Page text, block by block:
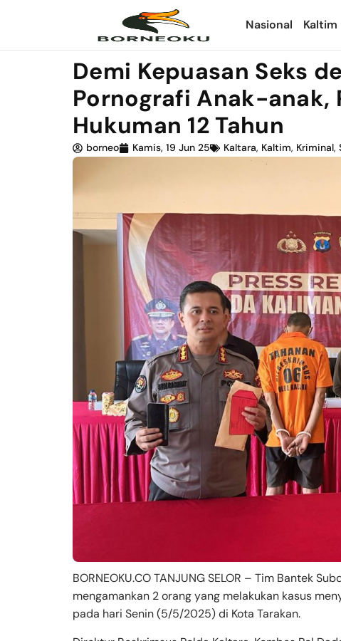
Nasional Kaltim
Demi Kepuasan Seks
Pornografi Anak-anak,
Hukuman 12 Tahun
borneo Kamis, 19 Jun 25 Kaltara, Kaltim, Kriminal,
BORNEOKU.CO TANJUNG SELOR – Tim Bantek
mengamankan 2 orang yang melakukan kasus
pada hari Senin (5/5/2025) di Kota Tarakan.